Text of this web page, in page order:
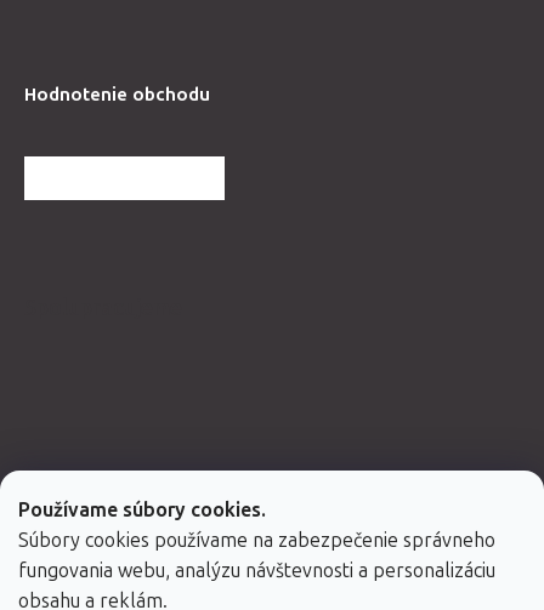
Používame súbory cookies.
Súbory cookies používame na zabezpečenie správneho
fungovania webu, analýzu návštevnosti a personalizáciu
obsahu a reklám.
Hodnotenie obchodu